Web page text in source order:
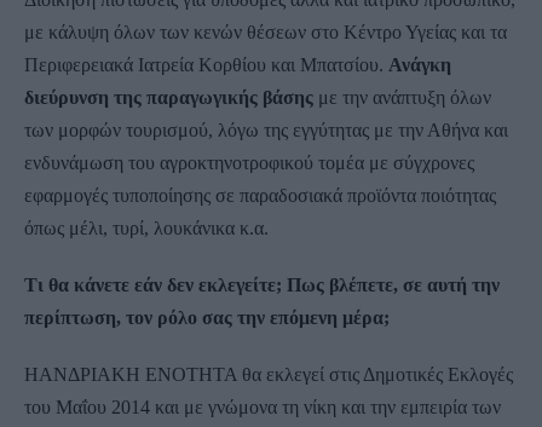
με κάλυψη όλων των κενών θέσεων στο Κέντρο Υγείας και τα
Περιφερειακά Ιατρεία Κορθίου και Μπατσίου. Ανάγκη
διεύρυνση της παραγωγικής βάσης με την ανάπτυξη όλων
των μορφών τουρισμού, λόγω της εγγύτητας με την Αθήνα και
ενδυνάμωση του αγροκτηνοτροφικού τομέα με σύγχρονες
εφαρμογές τυποποίησης σε παραδοσιακά προϊόντα ποιότητας
όπως μέλι, τυρί, λουκάνικα κ.α.
Τι θα κάνετε εάν δεν εκλεγείτε; Πως βλέπετε, σε αυτή την
περίπτωση, τον ρόλο σας την επόμενη μέρα;
HΑΝΔΡΙΑΚΗ ΕΝΟΤΗΤΑ θα εκλεγεί στις Δημοτικές Εκλογές
του Μαΐου 2014 και με γνώμονα τη νίκη και την εμπειρία των